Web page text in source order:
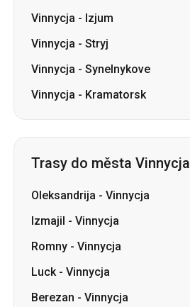
Vinnycja - Izjum
Vinnycja - Stryj
Vinnycja - Synelnykove
Vinnycja - Kramatorsk
Trasy do města Vinnycja
Oleksandrija - Vinnycja
Izmajil - Vinnycja
Romny - Vinnycja
Luck- Vinnycja
Berezan - Vinnycja